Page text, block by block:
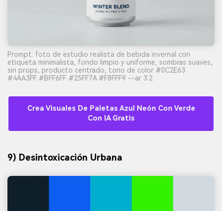
Prompt: foto de estudio realista de bebida invernal con
etiqueta minimalista, fondo limpio y uniforme, sombras suaves,
sin props, producto centrado, tono de color #0C2E63
#4AA3FF #BFF6FF #25FF7A #F8FFF9 --ar 3:2
Crea Visuales De Paletas Azul Neón Con Verde
Con IA Gratis
9) Desintoxicación Urbana